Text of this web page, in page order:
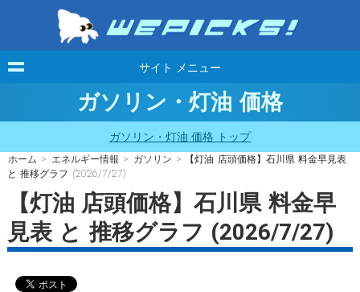
サイト メニュー
ガソリン・灯油 価格
ガソリン・灯油 価格 トップ
ホーム > エネルギー情報 > ガソリン > 【灯油 店頭価格】石川県 料金早見表
と 推移グラフ (2026/7/27)
【灯油 店頭価格】石川県 料金早
見表 と 推移グラフ (2026/7/27)